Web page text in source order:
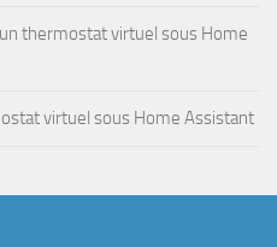
thermostat virtuel sous Home
virtuel sous Home Assistant